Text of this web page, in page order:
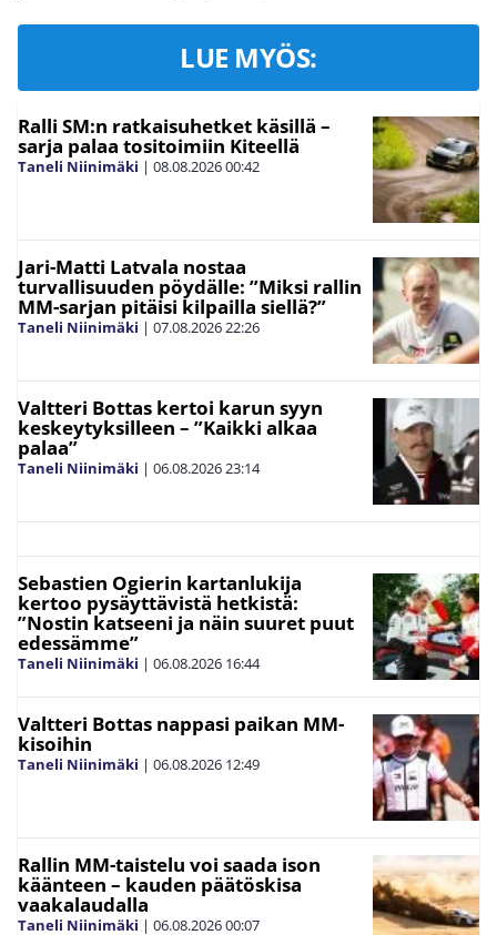
LUE MYÖS:
Ralli SM:n ratkaisuhetket käsillä –
sarja palaa tositoimiin Kiteellä
Taneli Niinimäki | 08.08.202600:42
Jari-Matti Latvala nostaa
turvallisuuden pöydälle: ”Miksi rallin
MM-sarjan pitäisi kilpailla siellä?”
Taneli Niinimäki | 07.08.202622:26
Valtteri Bottas kertoi karun syyn
keskeytyksilleen – ”Kaikki alkaa
palaa”
Taneli Niinimäki | 06.08.202623:14
Sebastien Ogierin kartanlukija
kertoo pysäyttävistä hetkistä:
”Nostin katseeni ja näin suuret puut
edessämme”
Taneli Niinimäki | 06.08.2026 16:44
Valtteri Bottas nappasi paikan MM-
kisoihin
Taneli Niinimäki | 06.08.2026 12:49
Rallin MM-taistelu voi saada ison
käänteen – kauden päätöskisa
vaakalaudalla
Taneli Niinimäki | 06.08.202600:07